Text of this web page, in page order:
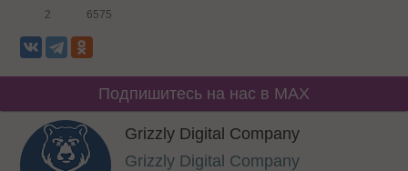
2 6575
Подпишитесь на нас в MAX
Grizzly Digital Company
Grizzly Digital Company